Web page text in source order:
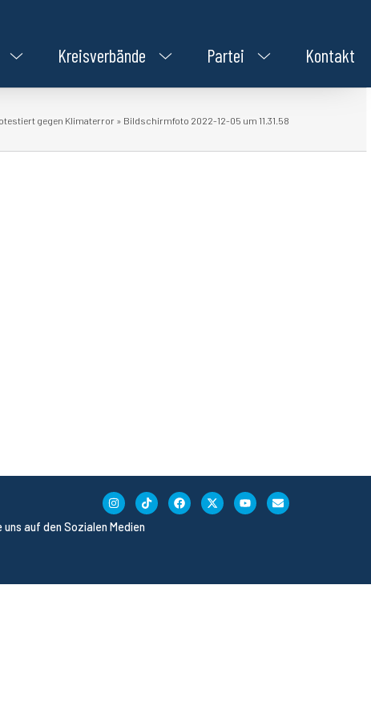
Kreisverbände Partei Kontakt
gegen Klimaterror » Bildschirmfoto 2022-12-05 um 11.31.58
uns auf den Sozialen Medien